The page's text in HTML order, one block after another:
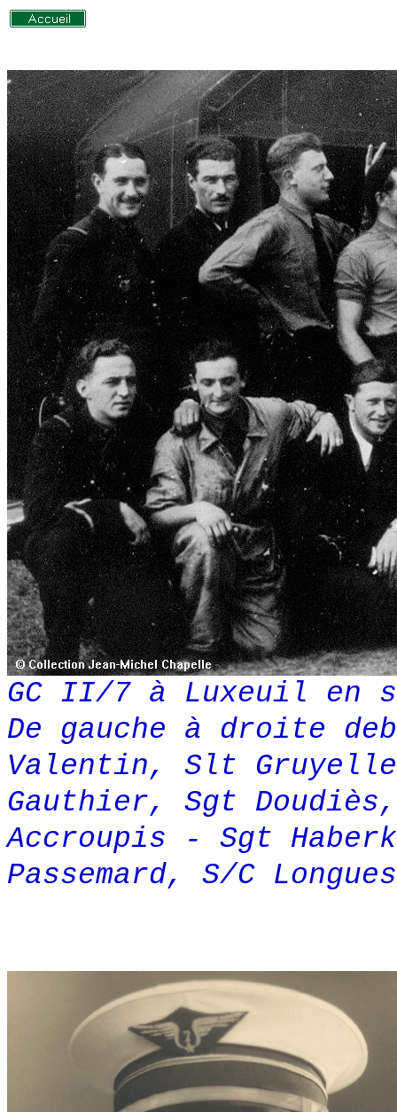
GC II/7 à Luxeuil en
De gauche à droite
Valentin, Slt
Gauthier, Sgt
Accroupis - Sgt
Passemard, S/C